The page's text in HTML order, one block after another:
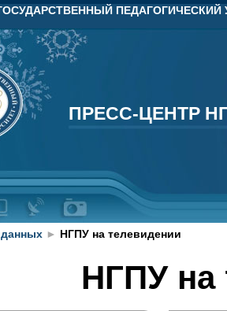
ПЕДАГОГИЧЕСКИЙ
ПРЕСС-ЦЕНТР
ПРЕСС-ЦЕНТР
► НГПУ на телевидении
НГПУ на